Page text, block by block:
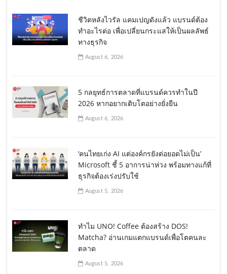
ชีวิตหลังไวรัล แคมเปญดังแล้ว แบรนด์ต้อง
ทำอะไรต่อ เพื่อเปลี่ยนกระแสให้เป็นผลลัพธ์
ทางธุรกิจ
August 6, 2026
5 กลยุทธ์การตลาดที่แบรนด์ควรทำในปี
2026 หากอยากเติบโตอย่างยั่งยืน
August 6, 2026
‘คนไทยเก่ง AI แต่องค์กรยังต่อยอดไม่เป็น’
Microsoft ชี้ 5 อาการน่าห่วง พร้อมทางแก้ที่
ธุรกิจต้องเร่งปรับใช้
August 5, 2026
ทำไม UNO! Coffee ต้องสร้าง DOS!
Matcha? อ่านเกมแตกแบรนด์เพื่อโตคนละ
ตลาด
August 5, 2026